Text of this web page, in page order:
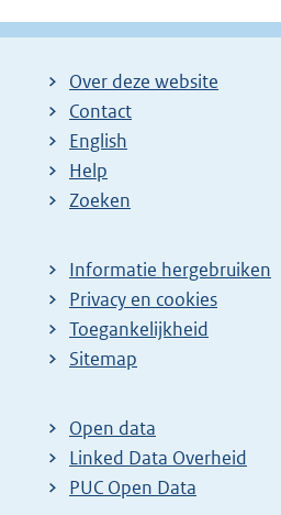
Over deze website
Contact
English
Help
Zoeken
Informatie hergebruiken
Privacy en cookies
Toegankelijkheid
Sitemap
Open data
Linked Data Overheid
PUC Open Data